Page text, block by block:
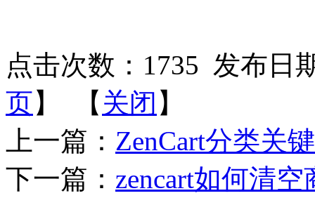
点击次数： 1735 发布日
页】 【 关闭 】
上一篇： ZenCart分类关
下一篇： zencart如何清